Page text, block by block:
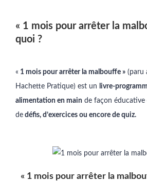
« 1 mois pour arrêter la
quoi ?
« 1 mois pour arrêter la malbouffe » (paru
Hachette Pratique) est un livre-
alimentation en main de façon éducative
de défis, d’exercices ou encore de quiz.
« 1 mois pour arrêter la